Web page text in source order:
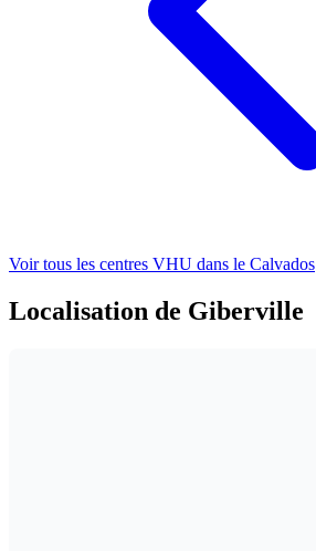
Voir tous les centres VHU dans le Calvados
Localisation de Giberville